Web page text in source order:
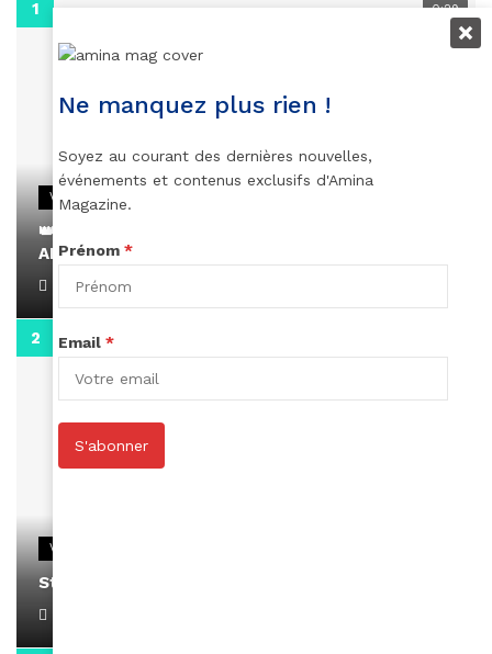
0:29
VIDEOS
👑 Remerciements à Ayden pour son message sur
AMINA, le Magazine de la Femme
April 1, 2022
VIDEOS
Stacy passe un message
Ne manquez plus rien !
Soyez au courant des dernières nouvelles,
événements et contenus exclusifs d'Amina
Magazine.
Prénom *
Email *
S'abonner